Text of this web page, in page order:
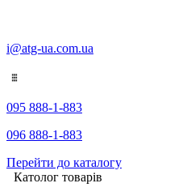
i@atg-ua.com.ua
095 888-1-883
096 888-1-883
Перейти до каталогу
Католог товарів